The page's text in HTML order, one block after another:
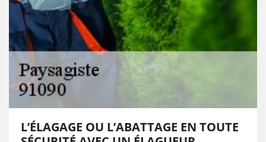
L’ÉLAGAGE OU L’ABATTAGE EN TOUTE